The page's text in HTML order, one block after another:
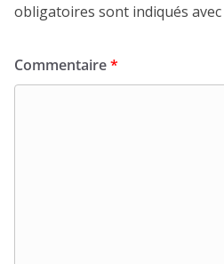
obligatoires sont indiqués avec
Commentaire*